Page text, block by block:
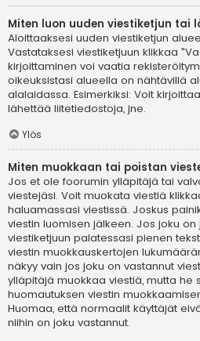
Miten luon uuden viestiketjun tai
Aloittaaksesi uuden viestiketjun
Vastataksesi viestiketjuun klikkaa
kirjoittaminen voi vaatia
oikeuksistasi alueella on nähtävillä
alalaidassa. Esimerkiksi: Voit
lähettää liitetiedostoja, jne.
Ylös
Miten muokkaan tai poistan
Jos et ole foorumin ylläpitäjä tai
viestejäsi. Voit muokata viestiä
haluamassasi viestissä. Joskus
viestin luomisen jälkeen. Jos joku
viestiketjuun palatessasi pienen
viestin muokkauskertojen
näkyy vain jos joku on vastannut
ylläpitäjä muokkaa viestiä, mutta he
huomautuksen viestin
Huomaa, että normaalit käyttäjät
niihin on joku vastannut.